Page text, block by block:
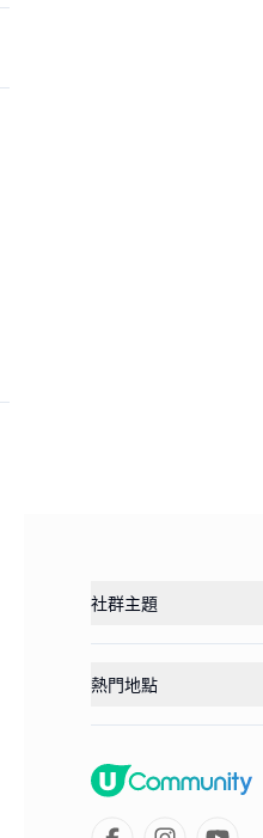
社群主題
熱門地點